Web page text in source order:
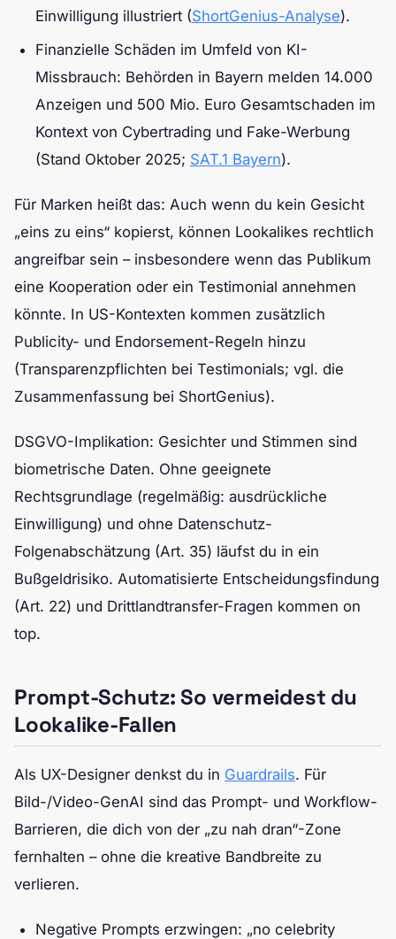
Einwilligung illustriert (ShortGenius-Analyse).
Finanzielle Schäden im Umfeld von KI-
Missbrauch: Behörden in Bayern melden 14.000
Anzeigen und 500 Mio. Euro Gesamtschaden im
Kontext von Cybertrading und Fake-Werbung
(Stand Oktober 2025; SAT.1 Bayern).
Für Marken heißt das: Auch wenn du kein Gesicht
„eins zu eins“ kopierst, können Lookalikes rechtlich
angreifbar sein – insbesondere wenn das Publikum
eine Kooperation oder ein Testimonial annehmen
könnte. In US-Kontexten kommen zusätzlich
Publicity- und Endorsement-Regeln hinzu
(Transparenzpflichten bei Testimonials; vgl. die
Zusammenfassung bei ShortGenius).
DSGVO-Implikation: Gesichter und Stimmen sind
biometrische Daten. Ohne geeignete
Rechtsgrundlage (regelmäßig: ausdrückliche
Einwilligung) und ohne Datenschutz-
Folgenabschätzung (Art. 35) läufst du in ein
Bußgeldrisiko. Automatisierte Entscheidungsfindung
(Art. 22) und Drittlandtransfer-Fragen kommen on
top.
Prompt-Schutz: So vermeidest du
Lookalike-Fallen
Als UX-Designer denkst du in Guardrails. Für
Bild-/Video-GenAI sind das Prompt- und Workflow-
Barrieren, die dich von der „zu nah dran“-Zone
fernhalten – ohne die kreative Bandbreite zu
verlieren.
Negative Prompts erzwingen: „no celebrity